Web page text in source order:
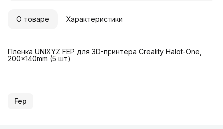
О товаре Характеристики
Пленка UNIXYZ FEP для 3D-принтера Creality Halot-One,
200x140mm (5 шт)
Fep